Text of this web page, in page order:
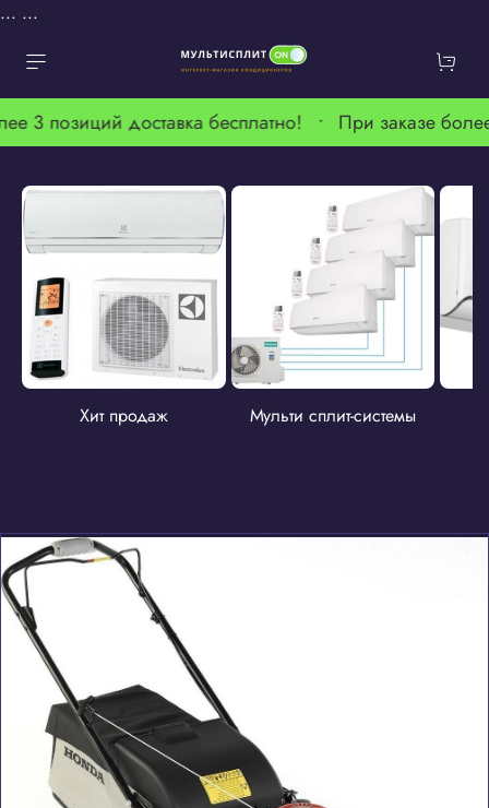
... ...
3 позиций доставка бесплатно! • При заказе
Хит продаж Мульти сплит-системы